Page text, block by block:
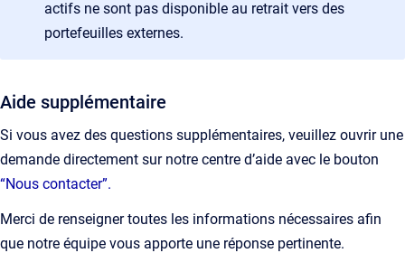
actifs ne sont pas disponible au retrait vers des
portefeuilles externes.
Aide supplémentaire
Si vous avez des questions supplémentaires, veuillez ouvrir une
demande directement sur notre centre d’aide avec le bouton
“Nous contacter”.
Merci de renseigner toutes les informations nécessaires afin
que notre équipe vous apporte une réponse pertinente.